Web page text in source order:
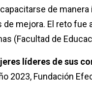
de
mejora. El reto fue
(Facultad de
líderes de sus
2023, Fundación